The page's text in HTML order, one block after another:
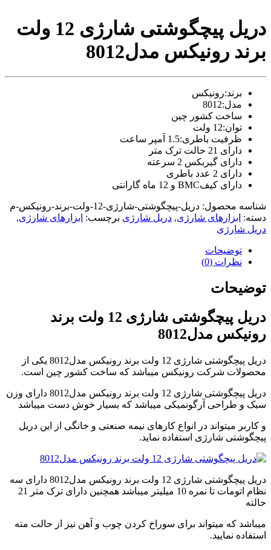
com
tori
black
splashes
chinese
teen
raped
hotel
room
bf
kolkata
ff
xxx
american
player
family
afairs
stepmom
and
son
girl
with
fake
tits
anna
bell
peaks
teasing
in
4k
wife
lustful
sister
sucks
my
dick
دریل پیچگوشتی شارژی 12 ولت
برند رونیکس مدل8012
برند:رونیکس
مدل:8012
ساخت کشور چین
توان:12 ولت
ظرفیت باطری:1.5 آمپر ساعت
دارای 21 حالت ترک متر
دارای گیربکس 2 سرعته
دارای 2 عدد باطری
دارای کیفBMC و 12 ماه گارانتی
شناسه محصول: دریل-پیچگوشتی-شارژی-12-ولت-برند-رونیکس-م
دسته: ابزارهای شارژی, دریل شارژی برچسب: ابزارهای شارژی,
دریل شارژی
توضیحات
نظرات (0)
توضیحات
دریل پیچگوشتی شارژی 12 ولت برند
رونیکس مدل8012
دریل پیچگوشتی شارژی 12 ولت برند رونیکس مدل8012 یکی از
محصولات شرکت رونیکس میباشد که ساخت کشور چین است.
دریل پیچگوشتی شارژی 12 ولت برند رونیکس مدل8012 دارای وزن
سبک و طراحی آرگونمیکی میباشد که بسیار خوش دست میباشد
و کاربر میتواند در انواع کارهای نیمه صنعتی و خانگی از این دریل
پیچگوشتی شارژی استفاده نماید.
دریل پیچگوشتی شارژی 12 ولت برند رونیکس مدل8012 دارای سه
نظام اتومات تا نمره 10 میلیتر میباشد همچنین دارای ترک متر 21
حالته
میباشد که میتواند برای سوراخ کردن چوب و آهن نیز از حالت مته
استفاده نمایید.